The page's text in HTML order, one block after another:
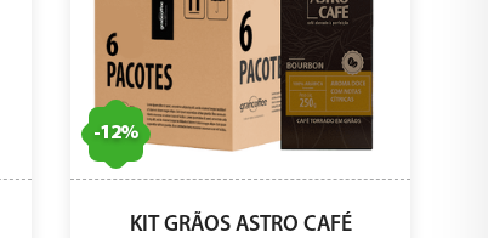
-12%
KIT GRÃOS ASTRO CAFÉ